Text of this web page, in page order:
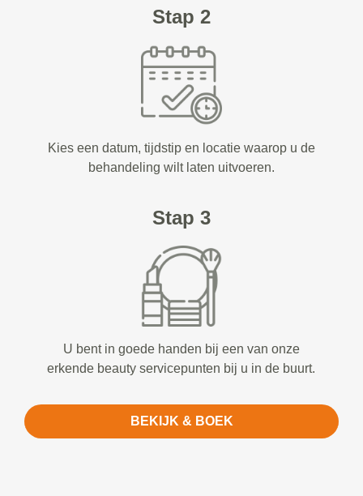
Stap 2
Kies een datum, tijdstip en locatie waarop u de
behandeling wilt laten uitvoeren.
Stap 3
U bent in goede handen bij een van onze
erkende beauty servicepunten bij u in de buurt.
BEKIJK & BOEK